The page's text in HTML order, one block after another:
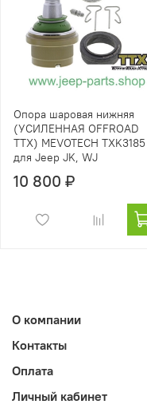
Опора шаровая нижняя
(УСИЛЕННАЯ OFFROAD
TTX) MEVOTECH TXK3185
для Jeep JK, WJ
10 800 ₽
О компании
Контакты
Оплата
Личный кабинет